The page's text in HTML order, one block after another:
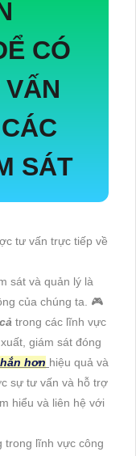
CÓ
SÁT
tư vấn trực tiếp về
sát và quản lý là
của chúng ta. 🎮
trong các lĩnh vực
giám sát đóng
hơn hiệu quả và
sự tư vấn và hỗ trợ
hiểu và liên hệ với
trong lĩnh vực công